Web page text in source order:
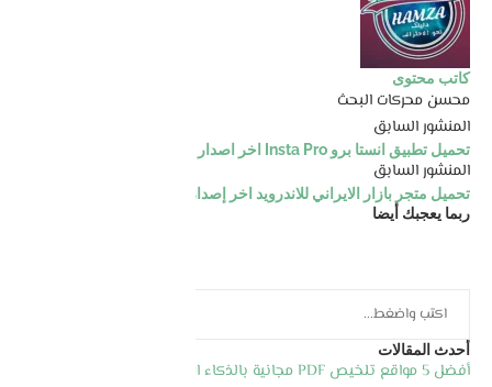
كاتب محتوى
محسن محركات البحث
المنشور السابق
تحميل تطبيق انستا برو Insta Pro اخر اصدار للاندرويد
المنشور السابق
تحميل متجر بازار الايراني للاندرويد اخر إصدار
ربما يعجبك أيضا
أحدث المقالات
أفضل 5 مواقع تلخيص PDF مجانية بالذكاء الاصطناعي 2026